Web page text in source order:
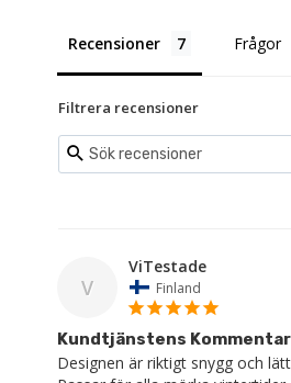
Recensioner Frågor
Filtrera recensioner
V
ViTestade
Finland
Kundtjänstens
Designen är riktigt snygg och